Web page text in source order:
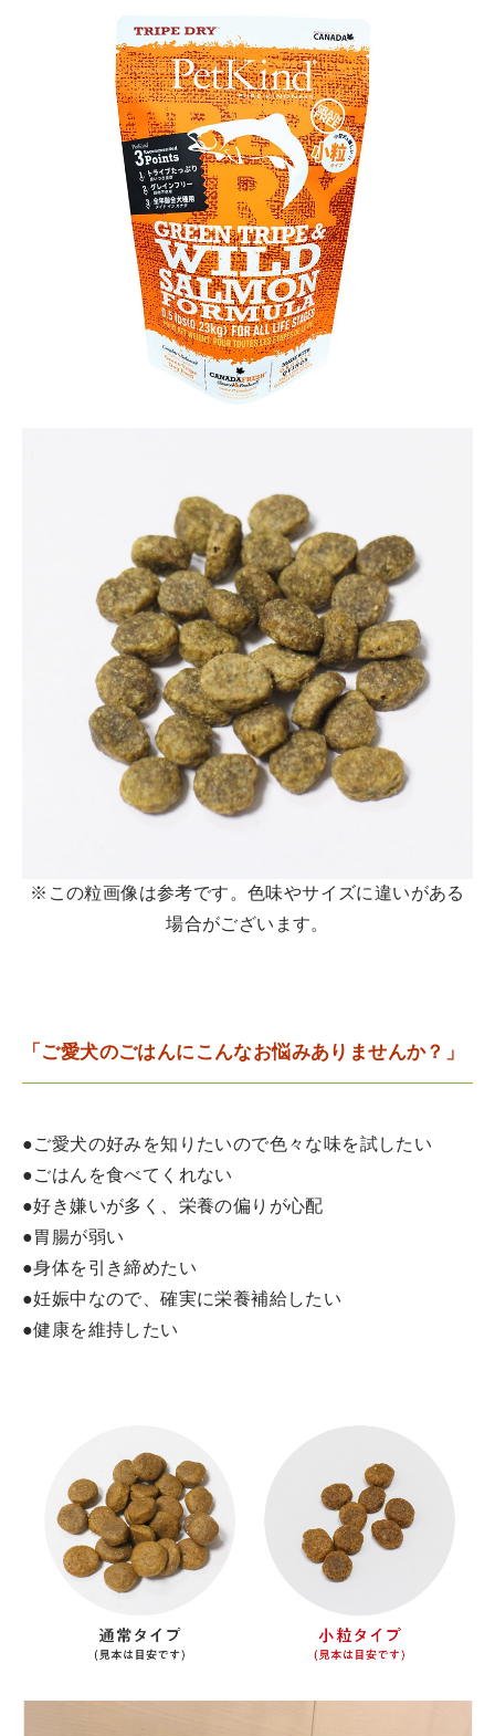
※この粒画像は参考です。色味やサイズに違いがある
場合がございます。
「ご愛犬のごはんにこんなお悩みありませんか？」
●ご愛犬の好みを知りたいので色々な味を試したい
●ごはんを食べてくれない
●好き嫌いが多く、栄養の偏りが心配
●胃腸が弱い
●身体を引き締めたい
●妊娠中なので、確実に栄養補給したい
●健康を維持したい